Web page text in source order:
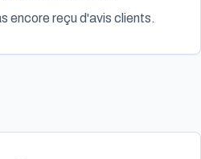
encore reçu d'avis clients.